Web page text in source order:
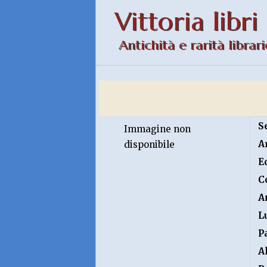
Vittoria libri
Antichità e rarità
Immagine non
disponibile